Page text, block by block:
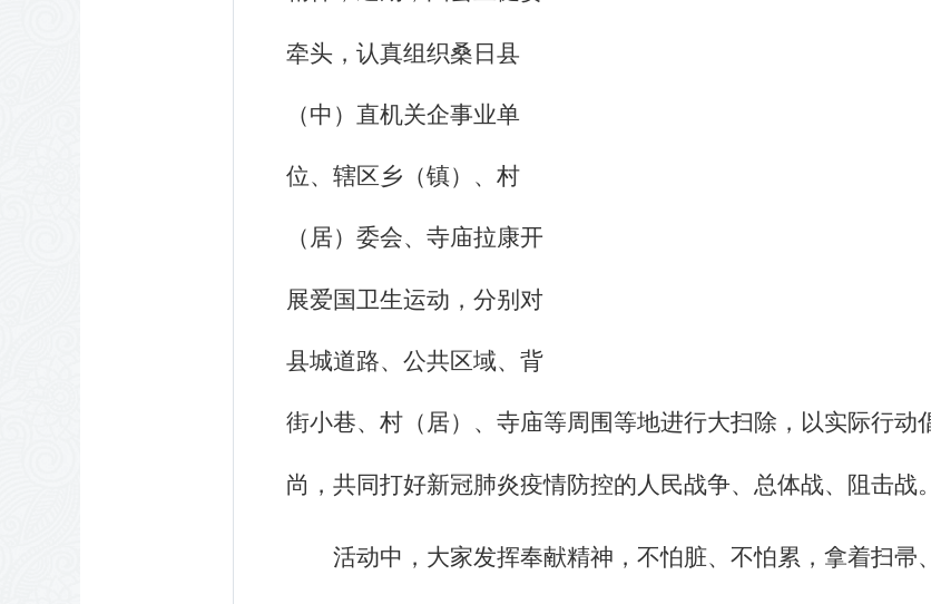
牵头，认真组织桑日县
（中）直机关企事业单
位、辖区乡（镇）、村
（居）委会、寺庙拉康开
展爱国卫生运动，分别对
县城道路、公共区域、背
街小巷、村（居）、寺庙等周围等地进行大扫除，以实际行动
尚，共同打好新冠肺炎疫情防控的人民战争、总体战、阻击战。
活动中，大家发挥奉献精神，不怕脏、不怕累，拿着扫帚